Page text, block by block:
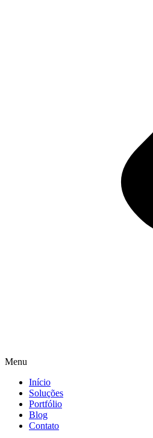
Menu
Início
Soluções
Portfólio
Blog
Contato